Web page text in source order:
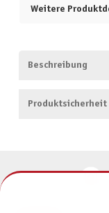
Weitere
Beschreibung
Produktsicherheit